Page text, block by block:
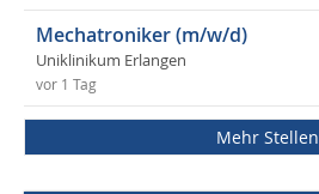
Mechatroniker (m/w/d)
Uniklinikum Erlangen
vor 1 Tag
Mehr Stellen